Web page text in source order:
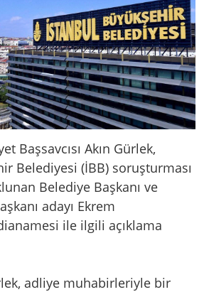
Başsavcısı Akın Gürlek,
Belediyesi (İBB) soruşturması
Belediye Başkanı ve
adayı Ekrem
ile ilgili açıklama
adliye muhabirleriyle bir